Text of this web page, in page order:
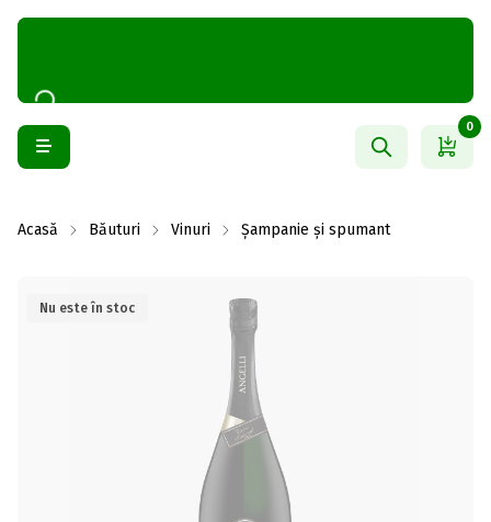
0
Acasă Băuturi Vinuri Șampanie și spumant
Nu este în stoc